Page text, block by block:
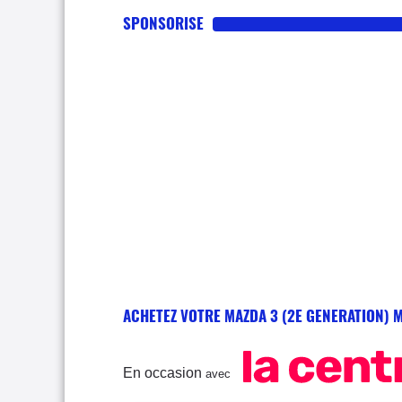
SPONSORISE
ACHETEZ VOTRE MAZDA 3 (2E GENERATION)
En occasion avec